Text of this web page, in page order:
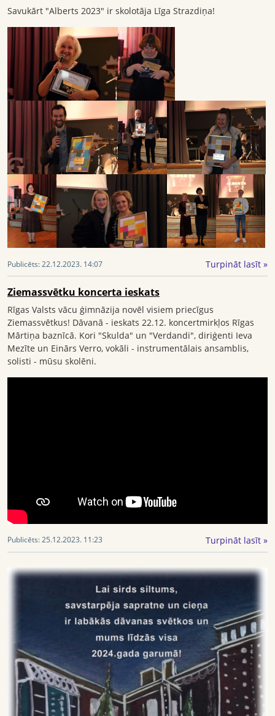
Savukārt "Alberts 2023" ir skolotāja Līga Strazdiņa!
Publicēts:22.12.2023. 14:07 Turpināt lasīt »
Ziemassvētku koncerta ieskats
Rīgas Valsts vācu ģimnāzija novēl visiem priecīgus
Ziemassvētkus! Dāvanā - ieskats 22.12. koncertmirkļos Rīgas
Mārtiņa baznīcā. Kori "Skulda" un "Verdandi", diriģenti Ieva
Mezīte un Einārs Verro, vokāli - instrumentālais ansamblis,
solisti - mūsu skolēni.
Publicēts:25.12.2023. 11:23 Turpināt lasīt »